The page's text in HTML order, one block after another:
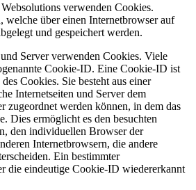
verwenden Cookies.
welche über einen Internetbrowser auf
und gespeichert werden.
Server verwenden Cookies. Viele
Cookie-ID. Eine Cookie-ID ist
Cookies. Sie besteht aus einer
Internetseiten und Server dem
zugeordnet werden können, in dem das
Dies ermöglicht es den besuchten
den individuellen Browser der
Internetbrowsern, die andere
Ein bestimmter
die eindeutige Cookie-ID wiedererkannt